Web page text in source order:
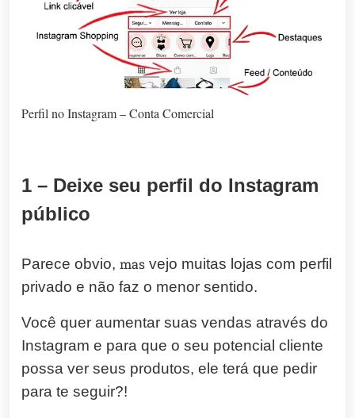
Perfil no Instagram – Conta Comercial
1 – Deixe seu perfil do Instagram
público
Parece obvio, mas vejo muitas lojas com perfil
privado e não faz o menor sentido.
Você quer aumentar suas vendas através do
Instagram e para que o seu potencial cliente
possa ver seus produtos, ele terá que pedir
para te seguir?!